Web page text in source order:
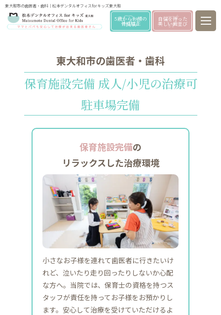
東大和市の歯医者・歯科｜松本デンタルオフィスforキッズ東大和
5歳からお顔の
骨格矯正
自信を持った
美しい歯並び
子供の虫歯0と永久的な
美しい歯並びを作る
東大和市の親子で通う歯医者さん
家族全員がゆったりと過ごせる
通いたくなる空間を歯医者・歯科として提供します
小児・成人の
治療対応
東大和市の歯医者・歯科
保育施設完備 成人/小児の治療可
駐車場完備
保育施設完備の
リラックスした治療環境
小さなお子様を連れて歯医者に行きたいけ
れど、泣いたり走り回ったりしないか心配
な方へ。当院では、保育士の資格を持つス
タッフが責任を持ってお子様をお預かりし
ます。安心して治療を受けていただけるよ